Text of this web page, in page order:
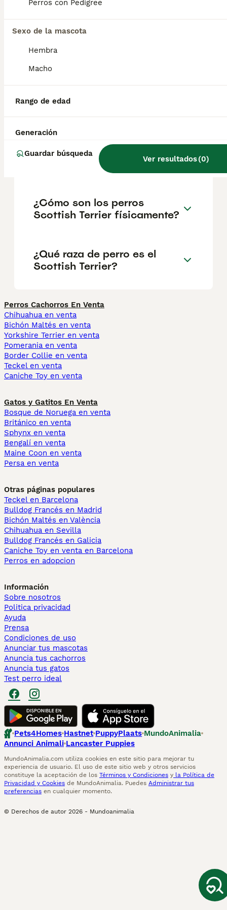
Perros con Pedigree
Sexo de la mascota
Hembra
Macho
Rango de edad
Generación
Guardar búsqueda
Ver resultados(0)
Informarse bien y comparar opciones antes
decisión.
Scottish Terriers?
¿Cómo es el
comportamiento del Scottish
¿Cómo son los perros
Scottish Terrier físicamente?
¿Qué raza de perro es el
Scottish Terrier?
Perros Cachorros En Venta
Chihuahua en venta
Bichón Maltés en venta
Yorkshire Terrier en venta
Pomerania en venta
Border Collie en venta
Teckel en venta
Caniche Toy en venta
Gatos y Gatitos En Venta
Bosque de Noruega en venta
Británico en venta
Sphynx en venta
Bengalí en venta
Maine Coon en venta
Persa en venta
Otras páginas populares
Teckel en Barcelona
Bulldog Francés en Madrid
Bichón Maltés en València
Chihuahua en Sevilla
Bulldog Francés en Galicia
Caniche Toy en venta en Barcelona
Perros en adopcion
Información
Sobre nosotros
Politica privacidad
Ayuda
Prensa
Condiciones de uso
Anunciar tus mascotas
Anuncia tus cachorros
Anuncia tus gatos
Test perro ideal
Pets4Homes Hastnet PuppyPlaats MundoAnimalia
Annunci Animali Lancaster Puppies
MundoAnimalia.com utiliza cookies en este sitio para mejorar tu
experiencia de usuario. El uso de este sitio web y otros servicios
constituye la aceptación de los Términos y Condiciones y la Política de
Privacidad y Cookies de MundoAnimalia. Puedes Administrar tus
preferencias en cualquier momento.
© Derechos de autor 2026 - Mundoanimalia